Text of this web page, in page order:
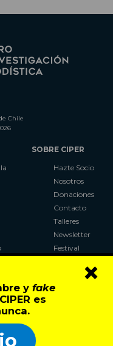
y fake
es
×
Chile
SOBRE CIPER
Hazte Socio
Nosotros
Donaciones
Contacto
Talleres
Newsletter
Festival